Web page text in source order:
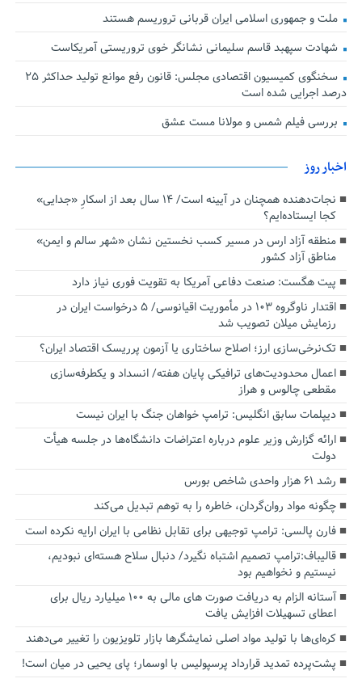
ملت و جمهوری اسلامی ایران قربانی تروریسم هستند
شهادت سپهبد قاسم سلیمانی نشانگر خوی تروریستی آمریکاست
سخنگوی کمیسیون اقتصادی مجلس: قانون رفع موانع تولید حداکثر ۲۵
درصد اجرایی شده است
بررسی فیلم شمس و مولانا مست عشق
اخبار روز
نجات‌دهنده‌ همچنان در آیینه است/ ۱۴ سال بعد از اسکارِ «جدایی»
کجا ایستاده‌ایم؟
منطقه آزاد ارس در مسیر کسب نخستین نشان «شهر سالم و ایمن»
مناطق آزاد کشور
پیت هگست: صنعت دفاعی آمریکا به تقویت فوری نیاز دارد
اقتدار ناوگروه ۱۰۳ در مأموریت‌ اقیانوسی/ ۵ درخواست ایران در
رزمایش میلان تصویب شد
تک‌نرخی‌سازی ارز؛ اصلاح ساختاری یا آزمون پرریسک اقتصاد ایران؟
اعمال محدودیت‌های ترافیکی پایان هفته/ انسداد و یکطرفه‌سازی
مقطعی چالوس و هراز
دیپلمات سابق انگلیس:‌ ترامپ خواهان جنگ با ایران نیست
ارائه گزارش وزیر علوم درباره اعتراضات دانشگاه‌ها در جلسه هیأت
دولت
رشد ۶۱ هزار واحدی شاخص بورس
چگونه مواد روان‌گردان، خاطره را به توهم تبدیل می‌کند
فارن پالسی: ترامپ توجیهی برای تقابل نظامی با ایران ارایه نکرده است
قالیباف:ترامپ تصمیم اشتباه نگیرد/ دنبال سلاح هسته‌ای نبودیم،
نیستیم و نخواهیم بود
آستانه الزام به دریافت صورت های مالی به ۱۰۰ میلیارد ریال برای
اعطای تسهیلات افزایش یافت
کره‌ای‌ها با تولید مواد اصلی نمایشگرها بازار تلویزیون را تغییر می‌دهند
پشت‌پرده تمدید قرارداد پرسپولیس با اوسمار؛ پای یحیی در میان است!